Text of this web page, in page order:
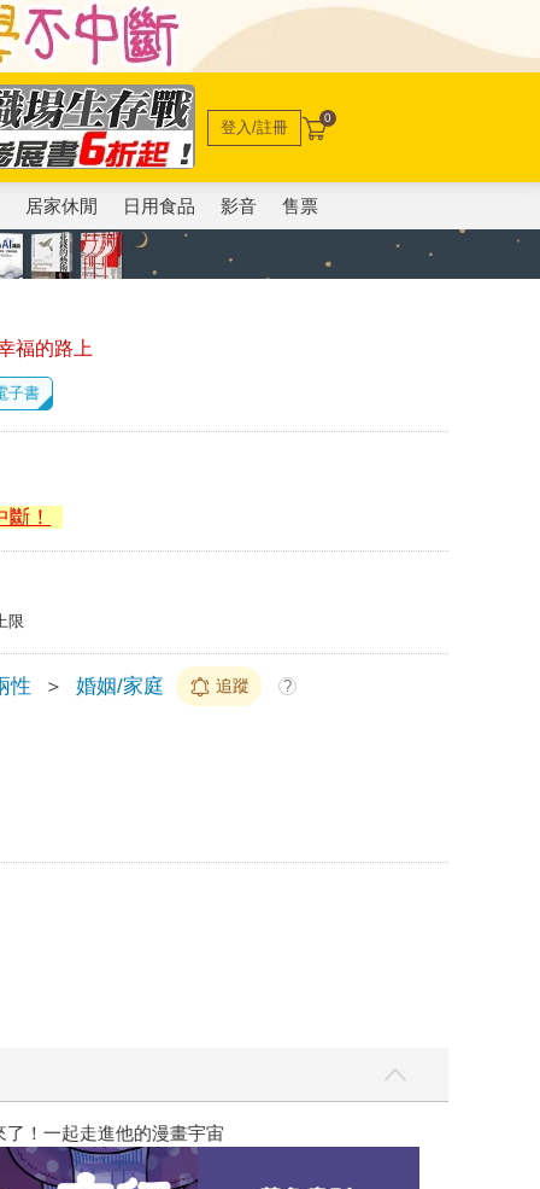
登入/註冊 0
居家休閒 日用食品 影音 售票
福的路上
子書
！
限
性 ＞ 婚姻/家庭 追蹤 ?
宇宙